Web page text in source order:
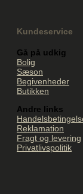
Kundeservice
Gå på udkig
Bolig
Sæson
Begivenheder
Butikken
Andre links
Reklamation
Fragt og levering
Privatlivspolitik